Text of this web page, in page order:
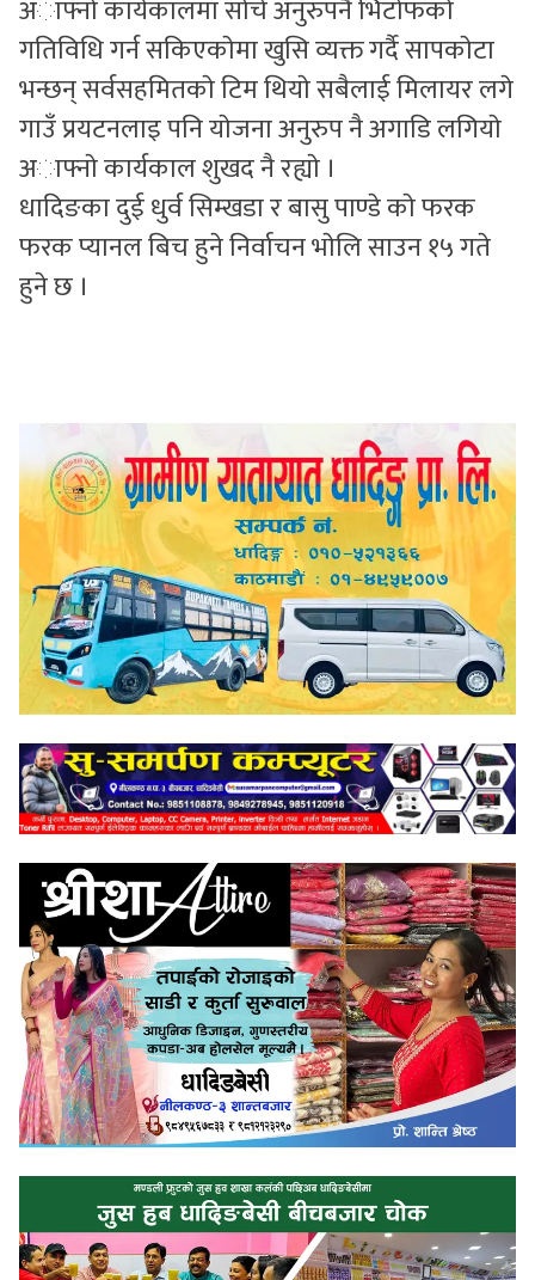
अाफ्नाे कार्यकालमा साेचे अनुरुपनै भिटाेफकाे
गतिविधि गर्न सकिएकाेमा खुसि व्यक्त गर्दै सापकाेटा
भन्छन् सर्वसहमितकाे टिम थियाे सबैलाई मिलायर लगे
गाउँ प्रयटनलाइ पनि याेजना अनुरुप नै अगाडि लगियाे
अाफ्नाे कार्यकाल शुखद नै रह्याे ।
धादिङका दुई धुर्व सिम्खडा र बासु पाण्डे काे फरक
फरक प्यानल बिच हुने निर्वाचन भाेलि साउन १५ गते
हुने छ ।